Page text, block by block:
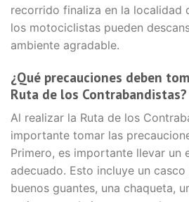
recorrido finaliza en la localidad
los motociclistas pueden
ambiente agradable.
¿Qué precauciones deben
Ruta de los Contrabandistas?
Al realizar la Ruta de los
importante tomar las
Primero, es importante llevar un
adecuado. Esto incluye un
buenos guantes, una chaqueta,